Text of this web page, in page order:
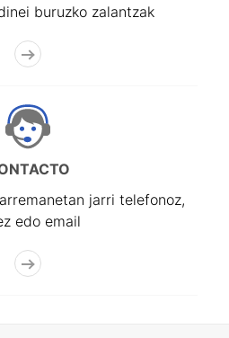
buruzko zalantzak
jarri telefonoz,
edo email